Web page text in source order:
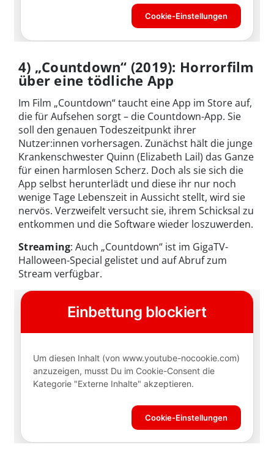
4) „Countdown“ (2019): Horrorfilm
über eine tödliche App
Im Film „Countdown“ taucht eine App im Store auf,
die für Aufsehen sorgt – die Countdown-App. Sie
soll den genauen Todeszeitpunkt ihrer
Nutzer:innen vorhersagen. Zunächst hält die junge
Krankenschwester Quinn (Elizabeth Lail) das Ganze
für einen harmlosen Scherz. Doch als sie sich die
App selbst herunterlädt und diese ihr nur noch
wenige Tage Lebenszeit in Aussicht stellt, wird sie
nervös. Verzweifelt versucht sie, ihrem Schicksal zu
entkommen und die Software wieder loszuwerden.
Streaming: Auch „Countdown“ ist im GigaTV-
Halloween-Special gelistet und auf Abruf zum
Stream verfügbar.